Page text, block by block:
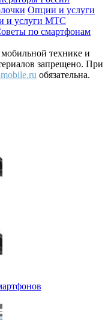
Опции и услуги
и услуги МТС
по смартфонам
технике и
запрещено. При
обязательна.